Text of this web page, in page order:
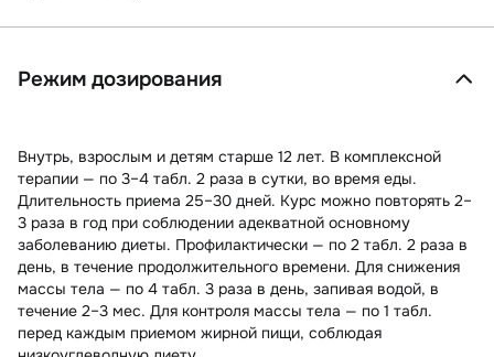
Режим дозирования
Внутрь, взрослым и детям старше 12 лет. В комплексной
терапии — по 3–4 табл. 2 раза в сутки, во время еды.
Длительность приема 25–30 дней. Курс можно повторять 2–
3 раза в год при соблюдении адекватной основному
заболеванию диеты. Профилактически — по 2 табл. 2 раза в
день, в течение продолжительного времени. Для снижения
массы тела — по 4 табл. 3 раза в день, запивая водой, в
течение 2–3 мес. Для контроля массы тела — по 1 табл.
перед каждым приемом жирной пищи, соблюдая